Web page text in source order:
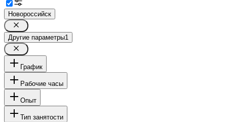
Новороссийск
Другие параметры1
График
Рабочие часы
Опыт
Тип занятости